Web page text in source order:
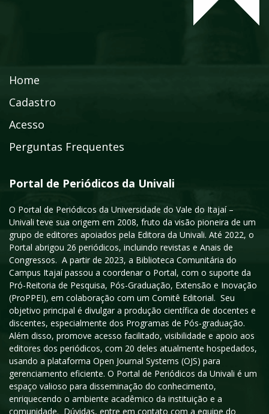
Home
Cadastro
Acesso
Perguntas Frequentes
Portal de Periódicos da Univali
O Portal de Periódicos da Universidade do Vale do Itajaí –
Univali teve sua origem em 2008, fruto da visão pioneira de um
grupo de editores apoiados pela Editora da Univali. Até 2022, o
Portal abrigou 26 periódicos, incluindo revistas e Anais de
Congressos. A partir de 2023, a Biblioteca Comunitária do
Campus Itajaí passou a coordenar o Portal, com o suporte da
Pró-Reitoria de Pesquisa, Pós-Graduação, Extensão e Inovação
(ProPPEI), em colaboração com um Comitê Editorial. Seu
objetivo principal é divulgar a produção científica de docentes e
discentes, especialmente dos Programas de Pós-graduação.
Além disso, promove acesso facilitado, visibilidade e apoio aos
editores dos periódicos, com 20 deles atualmente hospedados,
usando a plataforma Open Journal Systems (OJS) para
gerenciamento eficiente. O Portal de Periódicos da Univali é um
espaço valioso para disseminação do conhecimento,
enriquecendo o ambiente acadêmico da instituição e a
comunidade. Dúvidas, entre em contato com a equipe do